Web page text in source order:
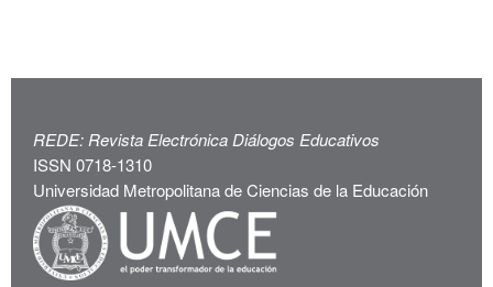
REDE: Revista Electrónica Diálogos Educativos
ISSN 0718-1310
Universidad Metropolitana de Ciencias de la Educación